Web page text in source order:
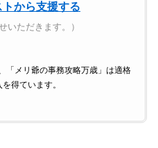
から支援する
いただきます。）
メリ爺の事務攻略万歳」は適格
得ています。